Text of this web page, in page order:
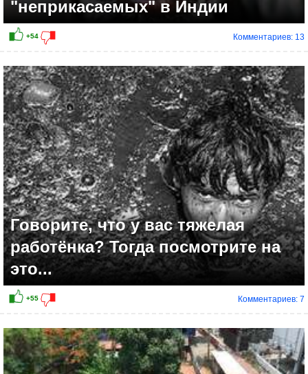
+32
"неприкасаемых" в Индии
Комментариев: 13
Говорите, что у вас тяжелая
работёнка? Тогда посмотрите на
это...
Комментариев: 7